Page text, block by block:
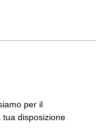
per il
tua disposizione